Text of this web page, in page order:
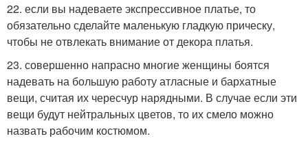
22. если вы надеваете экспрессивное платье, то
обязательно сделайте маленькую гладкую прическу,
чтобы не отвлекать внимание от декора платья.
23. совершенно напрасно многие женщины боятся
надевать на большую работу атласные и бархатные
вещи, считая их чересчур нарядными. В случае если эти
вещи будут нейтральных цветов, то их смело можно
назвать рабочим костюмом.